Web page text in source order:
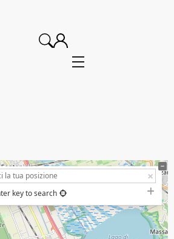
key to search